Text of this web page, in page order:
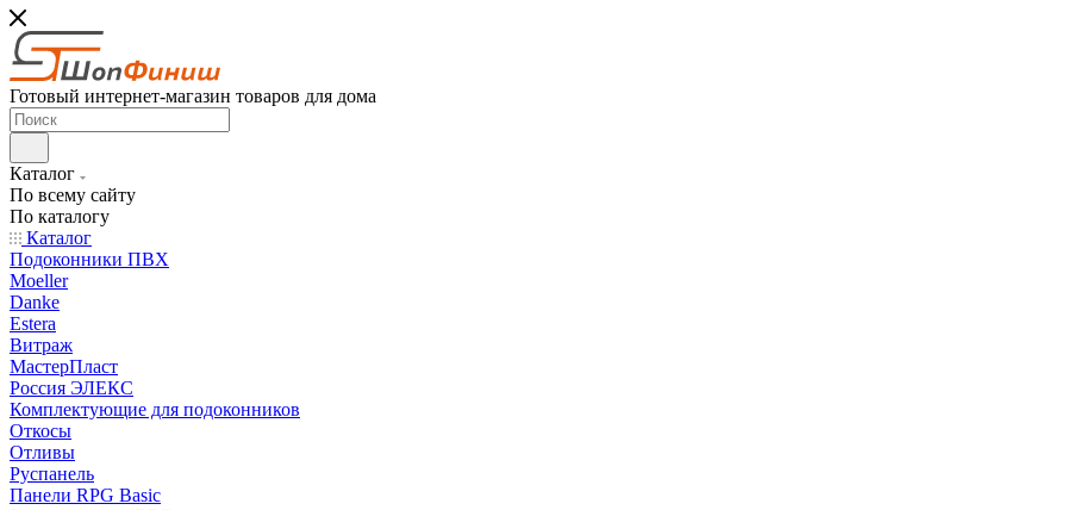
Готовый интернет-магазин товаров для дома
Каталог
По всему сайту
По каталогу
Каталог
Подоконники ПВХ
Moeller
Danke
Estera
Витраж
МастерПласт
Россия ЭЛЕКС
Комплектующие для подоконников
Откосы
Отливы
Руспанель
Панели RPG Basic